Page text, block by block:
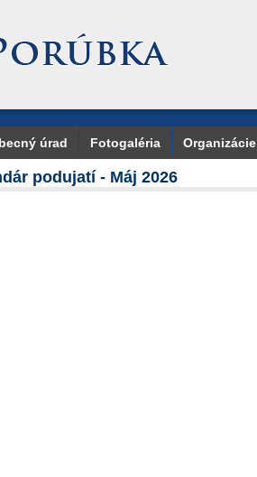
úrad Fotogaléria Organizácie
podujatí - Máj 2026